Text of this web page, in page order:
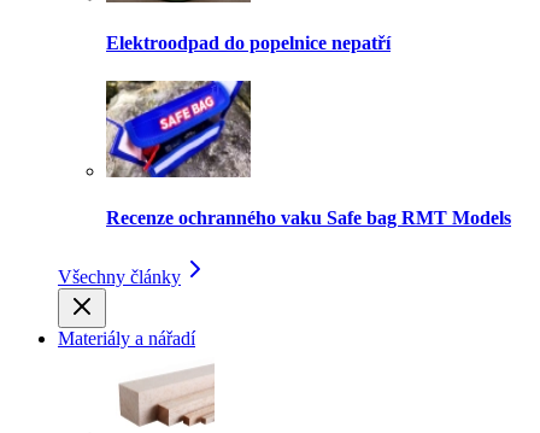
Elektroodpad do popelnice nepatří
Recenze ochranného vaku Safe bag RMT Models
Všechny články
Materiály a nářadí